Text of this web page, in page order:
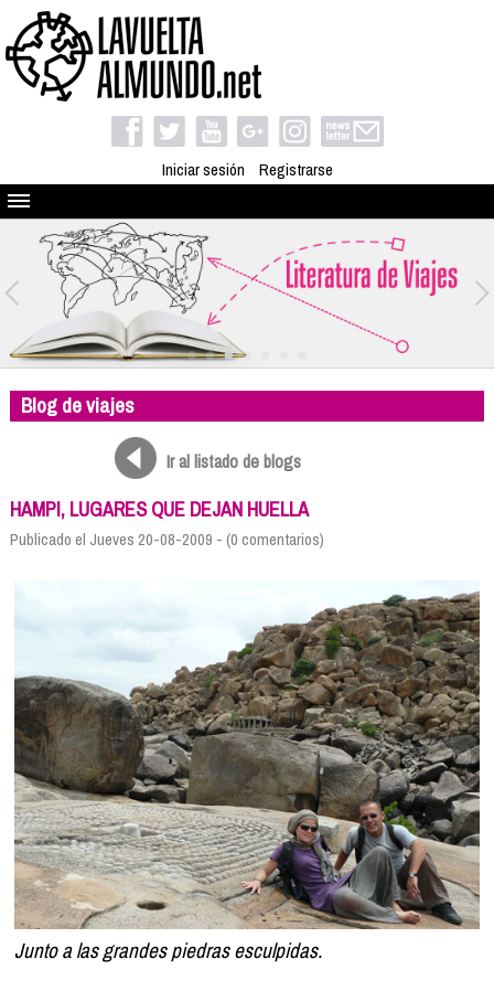
Iniciar sesión Registrarse
Quienes somos
El proyecto
Blog
Viaja con nosotros
Camino solidario
Libros
Compañeros de viaje
Formación
Info viajeros
Blog de viajes
Ir al listado de blogs
HAMPI, LUGARES QUE DEJAN HUELLA
Publicado el Jueves 20-08-2009 - (0 comentarios)
Junto a las grandes piedras esculpidas.